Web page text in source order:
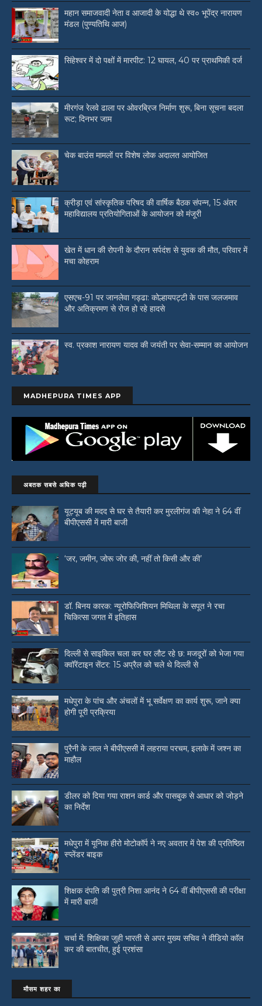
महान समाजवादी नेता व आजादी के योद्धा थे स्व० भूपेंद्र नारायण
मंडल (पुण्यतिथि आज)
सिंहेश्वर में दो पक्षों में मारपीट: 12 घायल, 40 पर प्राथमिकी दर्ज
मीरगंज रेलवे ढाला पर ओवरब्रिज निर्माण शुरू, बिना सूचना बदला
रूट; दिनभर जाम
चेक बाउंस मामलों पर विशेष लोक अदालत आयोजित
क्रीड़ा एवं सांस्कृतिक परिषद की वार्षिक बैठक संपन्न, 15 अंतर
महाविद्यालय प्रतियोगिताओं के आयोजन को मंजूरी
खेत में धान की रोपनी के दौरान सर्पदंश से युवक की मौत, परिवार में
मचा कोहराम
एसएच-91 पर जानलेवा गड्ढा: कोल्हायपट्टी के पास जलजमाव
और अतिक्रमण से रोज हो रहे हादसे
स्व. प्रकाश नारायण यादव की जयंती पर सेवा-सम्मान का आयोजन
MADHEPURA TIMES APP
अबतक सबसे अधिक पढ़ी
यूट्यूब की मदद से घर से तैयारी कर मुरलीगंज की नेहा ने 64 वीं
बीपीएससी में मारी बाजी
‘जर, जमीन, जोरू जोर की, नहीं तो किसी और की’
डॉ. बिनय कारक: न्यूरोफिजिशियन मिथिला के सपूत ने रचा
चिकित्सा जगत में इतिहास
दिल्ली से साइकिल चला कर घर लौट रहे छ: मजदूरों को भेजा गया
क्वॉरेंटाइन सेंटर: 15 अप्रैल को चले थे दिल्ली से
मधेपुरा के पांच और अंचलों में भू सर्वेक्षण का कार्य शुरू, जाने क्या
होगी पूरी प्रक्रिया
पुरैनी के लाल ने बीपीएससी में लहराया परचम, इलाके में जश्न का
माहौल
डीलर को दिया गया राशन कार्ड और पासबुक से आधार को जोड़ने
का निर्देश
मधेपुरा में यूनिक हीरो मोटोकॉर्प ने नए अवतार में पेश की प्रतिष्ठित
स्प्लेंडर बाइक
शिक्षक दंपति की पुत्री निशा आनंद ने 64 वीं बीपीएससी की परीक्षा
में मारी बाजी
चर्चा में: शिक्षिका जुही भारती से अपर मुख्य सचिव ने वीडियो काॅल
कर की बातचीत, हुई प्रशंसा
मौसम शहर का